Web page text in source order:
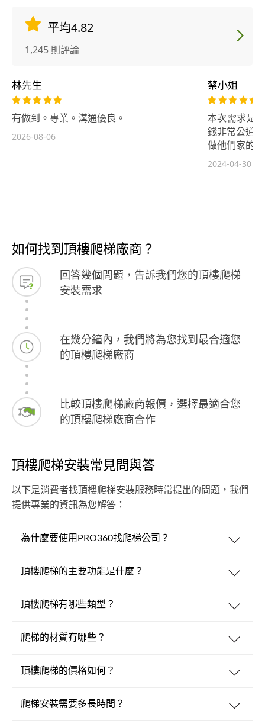
平均4.82
1,245 則評論
林先生
有做到。專業。溝通優良。
2026-08-06
蔡小姐
本次需求是
錢非常公道,
做他們家的
2024-04-30
如何找到頂樓爬梯廠商？
回答幾個問題，告訴我們您的頂樓爬梯
安裝需求
在幾分鐘內，我們將為您找到最合適您
的頂樓爬梯廠商
比較頂樓爬梯廠商報價，選擇最適合您
的頂樓爬梯廠商合作
頂樓爬梯安裝常見問與答
以下是消費者找頂樓爬梯安裝服務時常提出的問題，我們
提供專業的資訊為您解答：
為什麼要使用PRO360找爬梯公司？
頂樓爬梯的主要功能是什麼？
頂樓爬梯有哪些類型？
爬梯的材質有哪些？
頂樓爬梯的價格如何？
爬梯安裝需要多長時間？